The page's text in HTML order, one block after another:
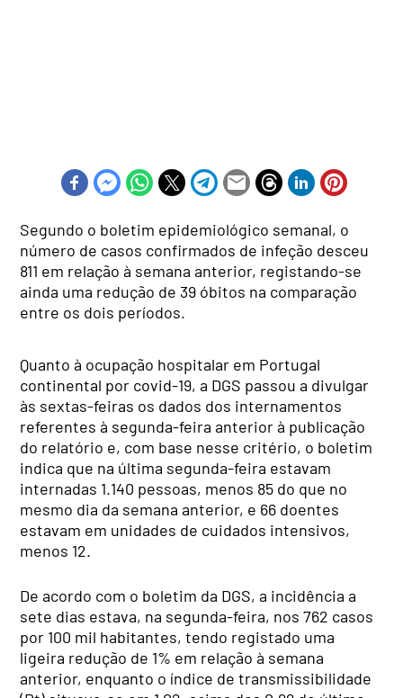
Segundo o boletim epidemiológico semanal, o
número de casos confirmados de infeção desceu
811 em relação à semana anterior, registando-se
ainda uma redução de 39 óbitos na comparação
entre os dois períodos.
Quanto à ocupação hospitalar em Portugal
continental por covid-19, a DGS passou a divulgar
às sextas-feiras os dados dos internamentos
referentes à segunda-feira anterior à publicação
do relatório e, com base nesse critério, o boletim
indica que na última segunda-feira estavam
internadas 1.140 pessoas, menos 85 do que no
mesmo dia da semana anterior, e 66 doentes
estavam em unidades de cuidados intensivos,
menos 12.
De acordo com o boletim da DGS, a incidência a
sete dias estava, na segunda-feira, nos 762 casos
por 100 mil habitantes, tendo registado uma
ligeira redução de 1% em relação à semana
anterior, enquanto o índice de transmissibilidade